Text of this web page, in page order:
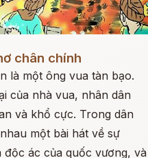
chân chính
là một ông vua tàn bạo.
của nhà vua, nhân dân
và khổ cực. Trong dân
một bài hát về sự
độc ác của quốc vương, và